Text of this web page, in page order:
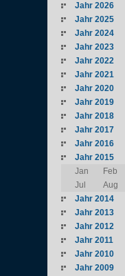
Jahr 2026
Jahr 2025
Jahr 2024
Jahr 2023
Jahr 2022
Jahr 2021
Jahr 2020
Jahr 2019
Jahr 2018
Jahr 2017
Jahr 2016
Jahr 2015
Jan
Feb
Jul
Aug
Jahr 2014
Jahr 2013
Jahr 2012
Jahr 2011
Jahr 2010
Jahr 2009